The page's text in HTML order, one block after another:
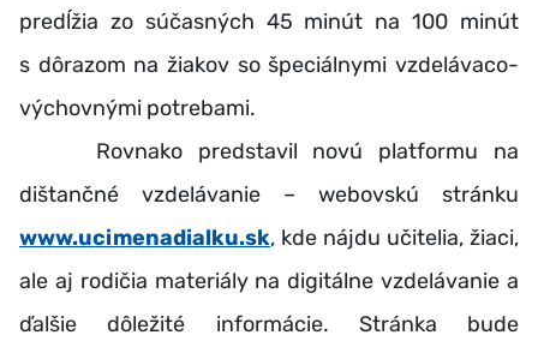
predĺžia zo súčasných 45 minút na 100 minút
s dôrazom na žiakov so špeciálnymi vzdelávaco-
výchovnými potrebami.
Rovnako predstavil novú platformu na
dištančné vzdelávanie – webovskú stránku
www.ucimenadialku.sk, kde nájdu učitelia, žiaci,
ale aj rodičia materiály na digitálne vzdelávanie a
ďalšie dôležité informácie. Stránka bude